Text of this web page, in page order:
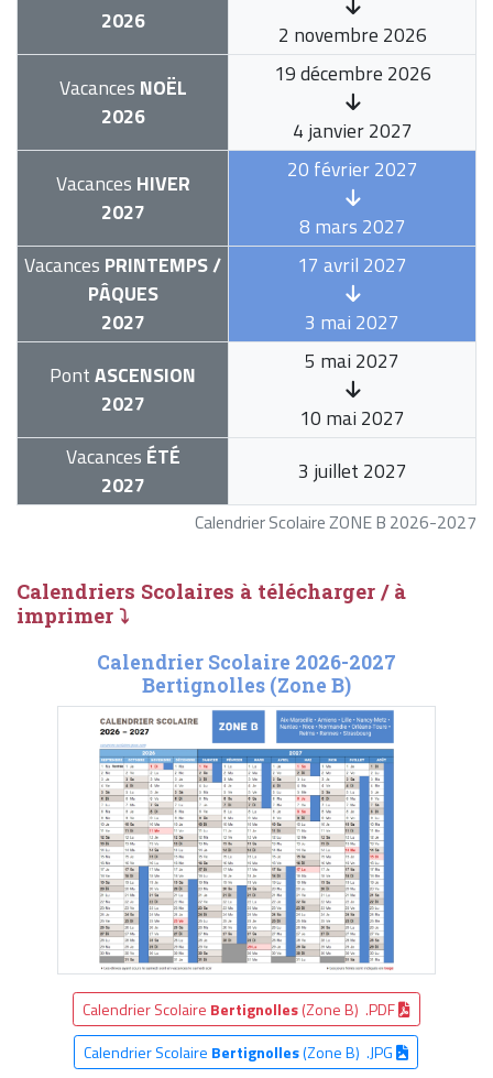
Calendrier Scolaire ZONE B 2026-2027
2026
2 novembre 2026
Vacances NOËL
2026
19 décembre 2026
4 janvier 2027
Vacances HIVER
2027
20 février 2027
8 mars 2027
Vacances PRINTEMPS /
PÂQUES
2027
17 avril 2027
3 mai 2027
PontASCENSION
2027
5 mai 2027
10 mai 2027
Vacances ÉTÉ
2027
3 juillet 2027
Calendriers Scolaires à télécharger / à
imprimer ⤵
Calendrier Scolaire 2026-2027
Bertignolles (Zone B)
Calendrier Scolaire Bertignolles(Zone B) .PDF
Calendrier Scolaire Bertignolles(Zone B) .JPG